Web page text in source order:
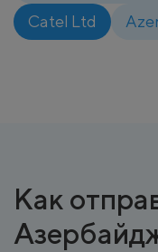
Catel Ltd
Как